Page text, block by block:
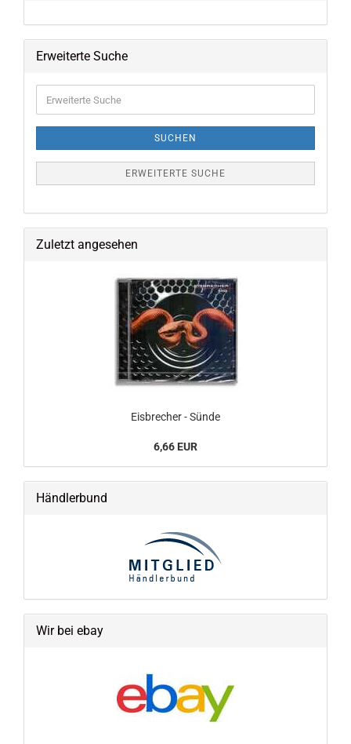
Erweiterte Suche
Suche
SUCHEN
ERWEITERTE SUCHE
Zuletzt angesehen
Eisbrecher - Sünde
6,66 EUR
Händlerbund
Wir bei ebay